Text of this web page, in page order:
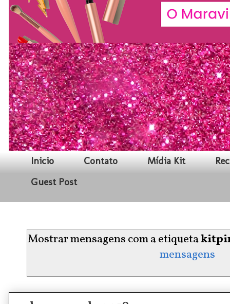
Inicio Contato Mídia Kit
Guest Post
Mostrar mensagens com a etiqueta
mensagens